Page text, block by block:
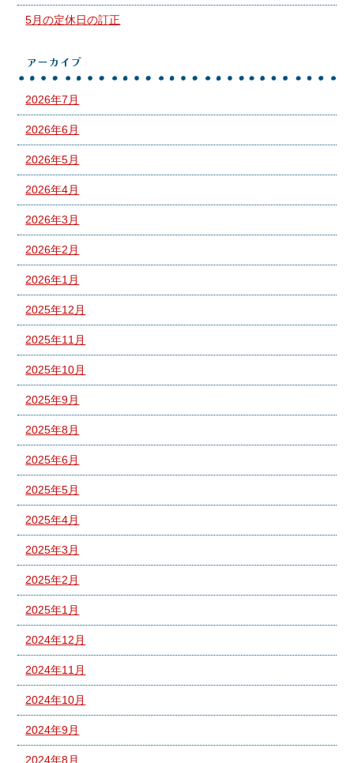
5月の定休日の訂正
アーカイブ
2026年7月
2026年6月
2026年5月
2026年4月
2026年3月
2026年2月
2026年1月
2025年12月
2025年11月
2025年10月
2025年9月
2025年8月
2025年6月
2025年5月
2025年4月
2025年3月
2025年2月
2025年1月
2024年12月
2024年11月
2024年10月
2024年9月
2024年8月